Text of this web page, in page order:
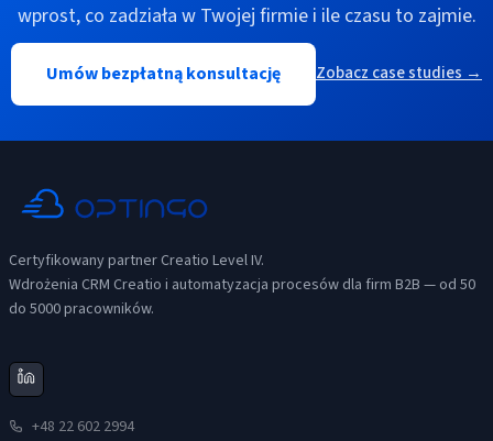
wprost, co zadziała w Twojej firmie i ile czasu to zajmie.
Umów bezpłatną konsultację Zobacz case studies →
Certyfikowany partner Creatio Level IV.
Wdrożenia CRM Creatio i automatyzacja procesów dla firm B2B — od 50
do 5000 pracowników.
+48 22 602 2994